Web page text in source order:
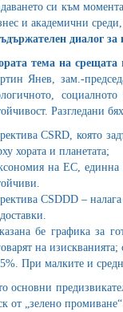
си към
и академични
диалог
тема на срещата
Янев, зам.-
Разгледани
CSRD, която
хората и планетата;
на ЕС, единна
CSDDD –
бе графика за
на
При малките и
основни
от „зелено